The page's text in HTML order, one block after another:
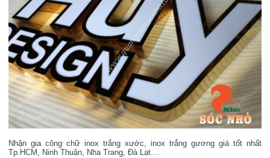
Nhận gia công chữ inox trắng xước, inox trắng gương giá tốt nhất
Tp.HCM, Ninh Thuận, Nha Trang, Đà Lạt....